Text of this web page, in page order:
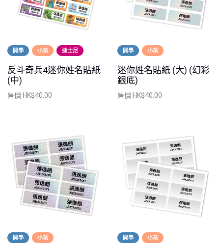
開學 小孩 迪士尼
反斗奇兵4迷你姓名貼紙
(中)
售價 HK$40.00
開學 小孩
迷你姓名貼紙 (大) (幻彩
銀底)
售價 HK$40.00
開學 小孩 開學 小孩